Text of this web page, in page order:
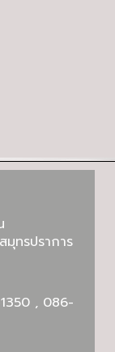
รปราการ
, 086-